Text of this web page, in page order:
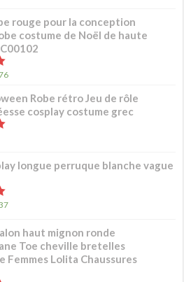
rouge pour la conception
costume de Noël de haute
Robe rétro Jeu de rôle
cosplay costume grec
longue perruque blanche vague
haut mignon ronde
Toe cheville bretelles
Femmes Lolita Chaussures